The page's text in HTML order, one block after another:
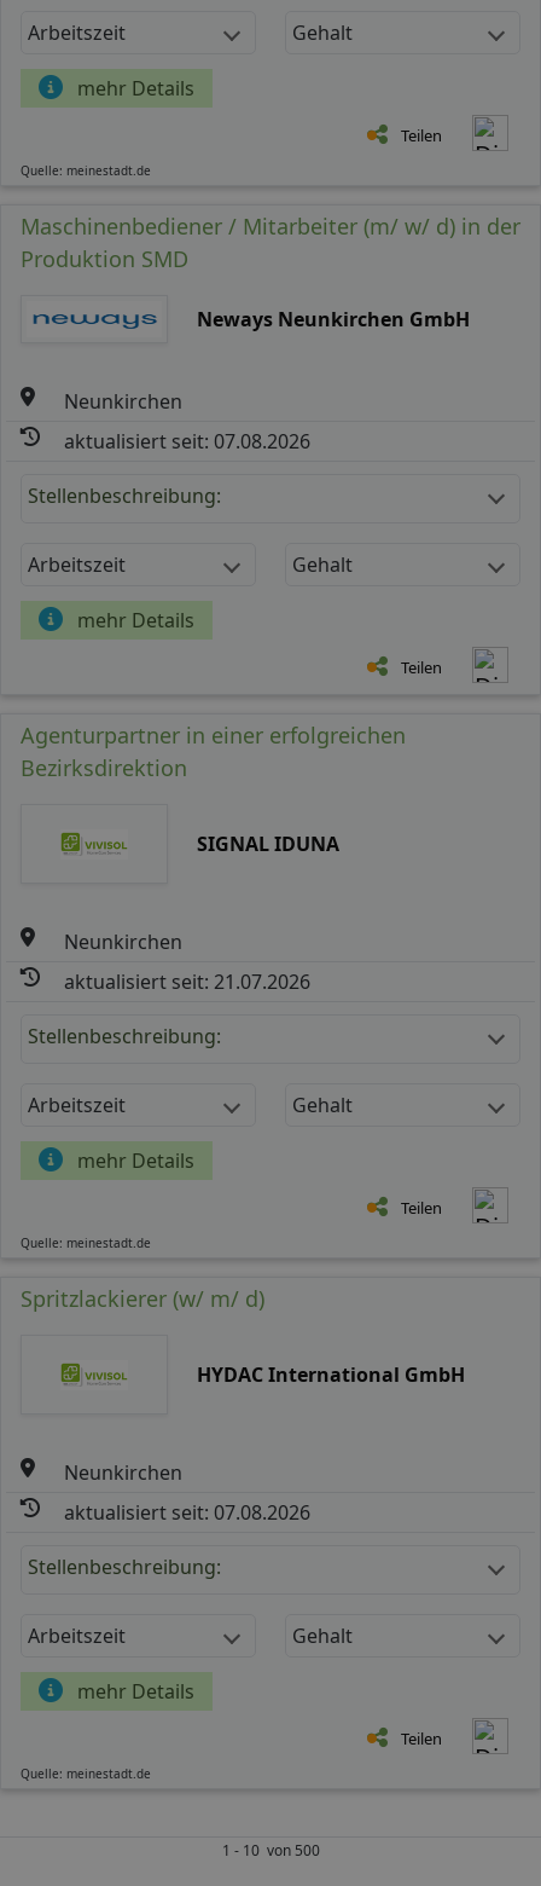
Arbeitszeit Gehalt
mehr Details
Teilen
Quelle: meinestadt.de
Maschinenbediener / Mitarbeiter (m/ w/ d) in der
Produktion SMD
Neways Neunkirchen GmbH
Neunkirchen
aktualisiert seit: 07.08.2026
Stellenbeschreibung:
Arbeitszeit Gehalt
mehr Details
Teilen
Agenturpartner in einer erfolgreichen
Bezirksdirektion
SIGNAL IDUNA
Neunkirchen
aktualisiert seit: 21.07.2026
Stellenbeschreibung:
Arbeitszeit Gehalt
mehr Details
Teilen
Quelle: meinestadt.de
Spritzlackierer (w/ m/ d)
HYDAC International GmbH
Neunkirchen
aktualisiert seit: 07.08.2026
Stellenbeschreibung:
Arbeitszeit Gehalt
mehr Details
Teilen
Quelle: meinestadt.de
1 - 10 von 500